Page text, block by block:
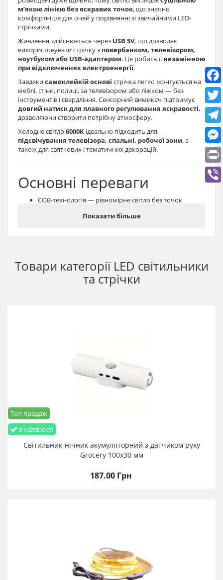
м’якою лінією без яскравих точок, що значно
комфортніше для очей у порівнянні зі звичайними LED-
стрічками.
Живлення здійснюється через USB 5V, що дозволяє
використовувати стрічку з повербанком, телевізором,
ноутбуком або USB-адаптером. Це робить їїнезамінною
при відключеннях електроенергії.
Завдякисамоклейкій основі стрічка легко монтується на
меблі, стіни, полиці, за телевізором або ліжком — без
інструментів і свердління. Сенсорний вимикач підтримує
довгий натиск для плавного регулювання яскравості,
дозволяючи створити потрібну атмосферу.
Холодне світло 6000K ідеально підходить для
підсвічування телевізора, спальні, робочої зони, а
також для святкових і тематичних декорацій.
Основні переваги
COB-технологія — рівномірне світло без точок
Працює від повербанка (USB 5V)
Характеристики
Призначення: декоративне та функціональне
Робота від повербанка: так
Показати більше
Товари категорії LED світильники
та стрічки
в наявності
Топ продаж
Світильник-нічник акумуляторний з датчиком руху
Grocery 100х30 мм
187.00 Грн